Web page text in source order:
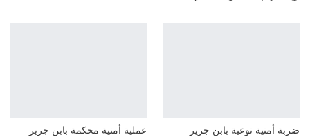
ضربة أمنية نوعية بابن جرير
عملية أمنية محكمة بابن جرير